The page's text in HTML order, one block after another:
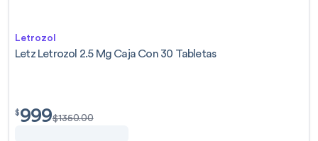
Letrozol
Letz Letrozol 2.5 Mg Caja Con 30 Tabletas
$999.00
$999$1350.00